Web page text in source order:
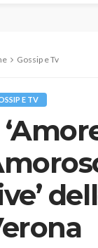
Gossip e Tv
E TV